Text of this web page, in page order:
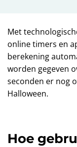
Met
online timers en
berekening
worden gegeven
seconden er nog
Halloween.
Hoe